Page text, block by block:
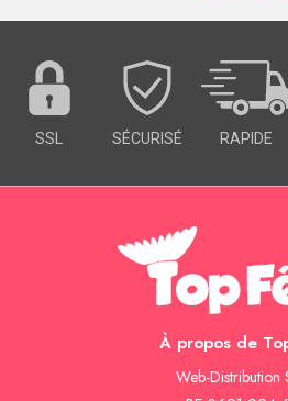
SSL SÉCURISÉ RAPIDE
À propos de
Web-Distribution